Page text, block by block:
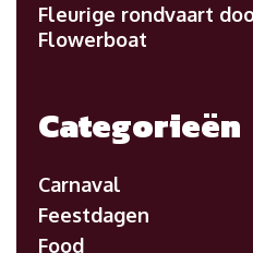
Fleurige rondvaart
Flowerboat
Categorieën
Carnaval
Feestdagen
Food